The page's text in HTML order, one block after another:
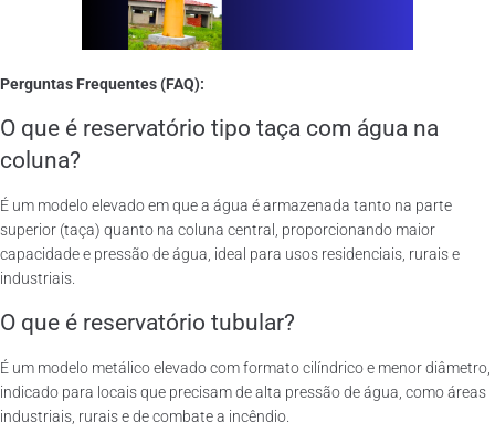
Perguntas Frequentes (FAQ):
O que é reservatório tipo taça com água na
coluna?
É um modelo elevado em que a água é armazenada tanto na parte
superior (taça) quanto na coluna central, proporcionando maior
capacidade e pressão de água, ideal para usos residenciais, rurais e
industriais.
O que é reservatório tubular?
É um modelo metálico elevado com formato cilíndrico e menor diâmetro,
indicado para locais que precisam de alta pressão de água, como áreas
industriais, rurais e de combate a incêndio.